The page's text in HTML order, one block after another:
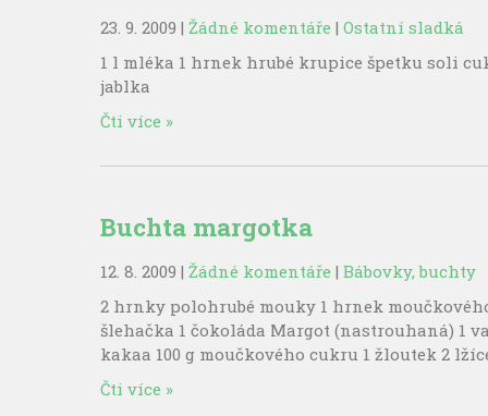
23. 9. 2009 | Žádné komentáře | Ostatní sladká
1 l mléka 1 hrnek hrubé krupice špetku soli
jablka
Čti více »
Buchta margotka
12. 8. 2009 | Žádné komentáře | Bábovky, buchty
2 hrnky polohrubé mouky 1 hrnek
šlehačka 1 čokoláda Margot (nastrouhaná) 1
kakaa 100 g moučkového cukru 1 žloutek 2
Čti více »